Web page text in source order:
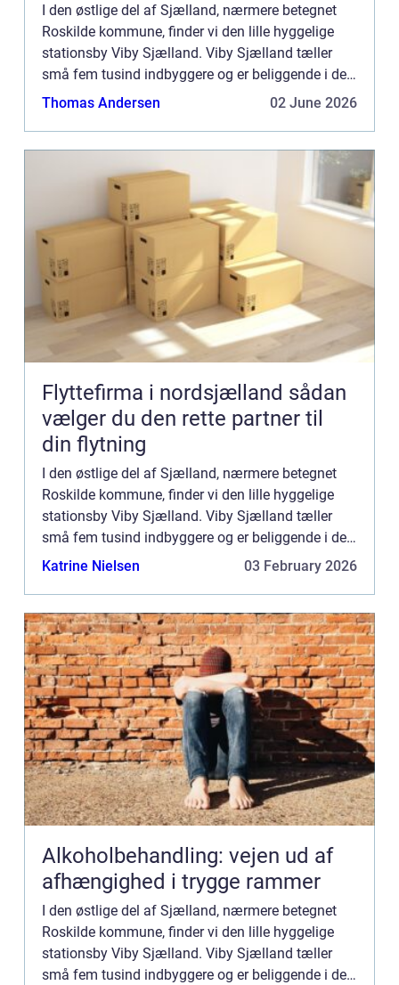
I den østlige del af Sjælland, nærmere betegnet
Roskilde kommune, finder vi den lille hyggelige
stationsby Viby Sjælland. Viby Sjælland tæller
små fem tusind indbyggere og er beliggende i det
område som kaldes Syv Sogn. Byens klejne
Thomas Andersen 02 June 2026
Flyttefirma i nordsjælland sådan
vælger du den rette partner til
din flytning
I den østlige del af Sjælland, nærmere betegnet
Roskilde kommune, finder vi den lille hyggelige
stationsby Viby Sjælland. Viby Sjælland tæller
små fem tusind indbyggere og er beliggende i det
område som kaldes Syv Sogn. Byens klejne
Katrine Nielsen 03 February 2026
Alkoholbehandling: vejen ud af
afhængighed i trygge rammer
I den østlige del af Sjælland, nærmere betegnet
Roskilde kommune, finder vi den lille hyggelige
stationsby Viby Sjælland. Viby Sjælland tæller
små fem tusind indbyggere og er beliggende i det